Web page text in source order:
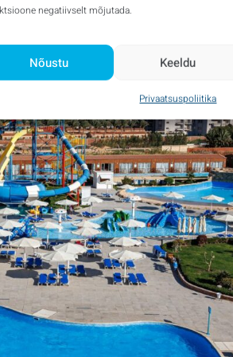
negatiivselt mõjutada.
Nõustu Keeldu
Privaatsuspoliitika